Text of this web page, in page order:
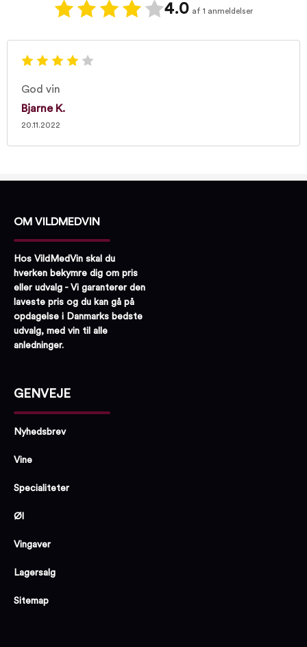
4.0 af 1 anmeldelser
God vin
Bjarne K.
20.11.2022
OM VILDMEDVIN
Hos VildMedVin skal du
hverken bekymre dig om pris
eller udvalg - Vi garanterer den
laveste pris og du kan gå på
opdagelse i Danmarks bedste
udvalg, med vin til alle
anledninger.
GENVEJE
Nyhedsbrev
Vine
Specialiteter
Øl
Vingaver
Lagersalg
Sitemap